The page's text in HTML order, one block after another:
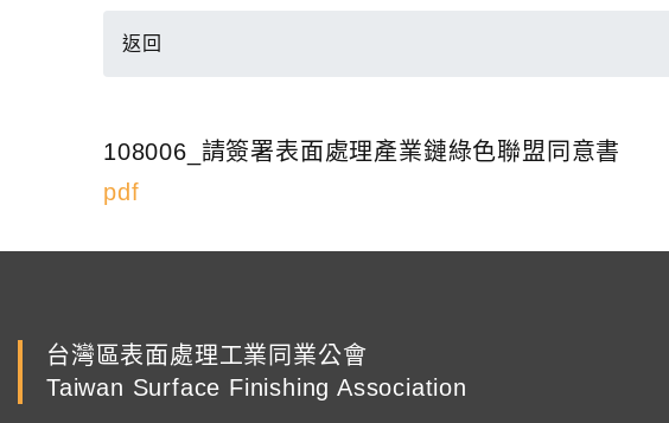
返回
108006_請簽署表面處理產業鏈綠色聯盟同意書
pdf
台灣區表面處理工業同業公會
Taiwan Surface Finishing Association